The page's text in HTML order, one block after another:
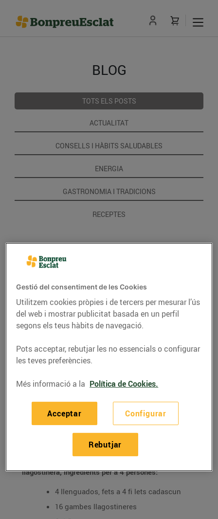
BLOG
TOTS ELS POSTS
ACTUALITAT
CONSELLS I HÀBITS SALUDABLES
ENERGIA
GASTRONOMIA I TRADICIONS
RECEPTES
RECEPTES
Recepta de rotlles de
llenguado farcits de
gamba llagostinera
21/de novembre/2019
Recepta de rotlles de llenguado farcits de gamba
llagostinera, ingredients per a 4 persones:
4 llenguados, fets a 4 fi lets cadascun
16 gambes llagostineres
Gestió del consentiment de les Cookies
Utilitzem cookies pròpies i de tercers per mesurar l’ús
del web i mostrar publicitat basada en un perfil
segons els teus hàbits de navegació.
Pots acceptar, rebutjar les no essencials o configurar
les teves preferències.
Més informació a la Política de Cookies.
Configurar
Rebutjar
Acceptar